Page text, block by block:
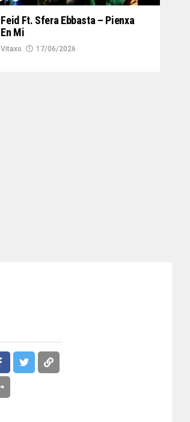
Feid Ft. Sfera Ebbasta – Pienxa
En Mi
Vitaxo 17/06/2026